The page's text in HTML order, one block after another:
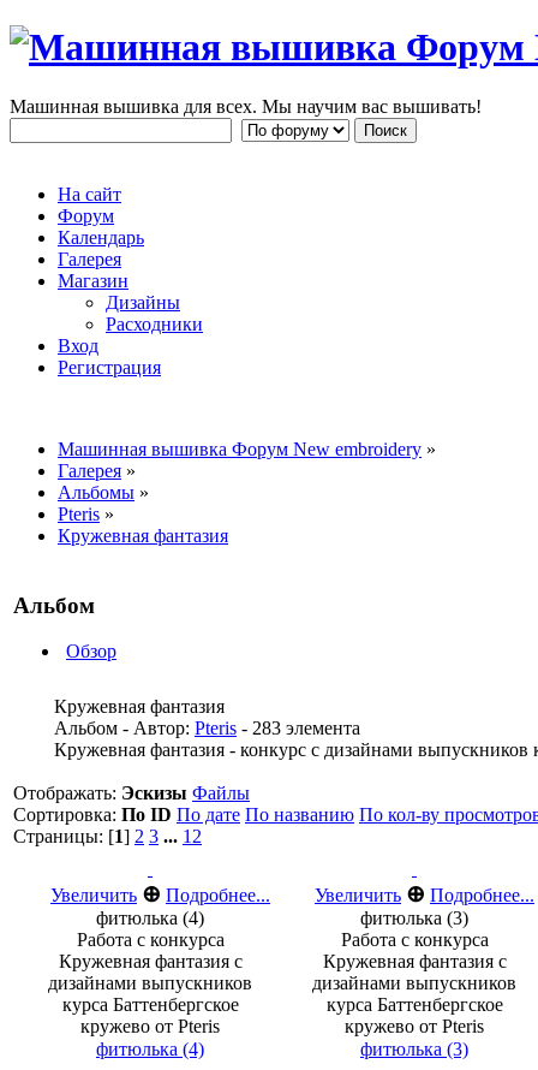
Машинная вышивка для всех. Мы научим вас вышивать!
На сайт
Форум
Календарь
Галерея
Магазин
Дизайны
Расходники
Вход
Регистрация
Машинная вышивка Форум New embroidery »
Галерея »
Альбомы »
Pteris »
Кружевная фантазия
Альбом
Обзор
Кружевная фантазия
Альбом - Автор: Pteris - 283 элемента
Кружевная фантазия - конкурс с дизайнами выпускников
Отображать: Эскизы Файлы
Сортировка: По ID По дате По названию По кол-ву
Страницы: [1] 2 3 ... 12
Увеличить ⊕ Подробнее...
фитюлька (4)
Работа с конкурса
Кружевная фантазия с
дизайнами выпускников
курса Баттенбергское
кружево от Pteris
фитюлька (4)
Увеличить ⊕ Подробнее...
фитюлька (3)
Работа с конкурса
Кружевная фантазия с
дизайнами выпускников
курса Баттенбергское
кружево от Pteris
фитюлька (3)